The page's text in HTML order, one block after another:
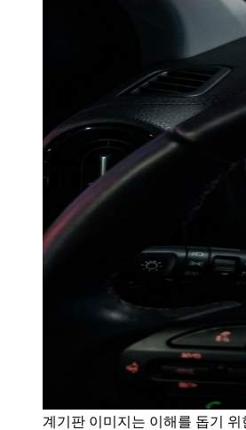
계기판 이미지는 이해를 돕기 위